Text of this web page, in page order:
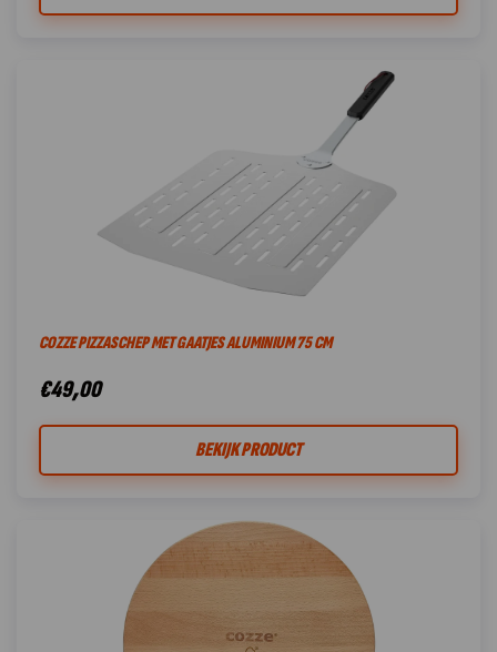
COZZE PIZZASCHEP MET GAATJES ALUMINIUM 75 CM
€49,00
BEKIJK PRODUCT